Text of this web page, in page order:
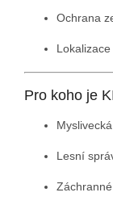
Ochrana
Pro koho je
Lesní